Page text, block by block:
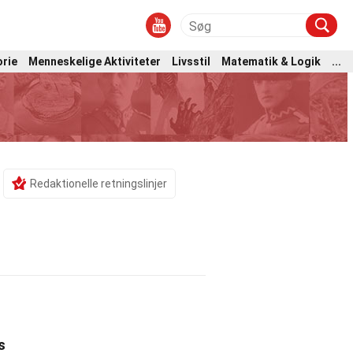
Menneskelige Aktiviteter Livsstil Matematik & Logik ...
Redaktionelle retningslinjer